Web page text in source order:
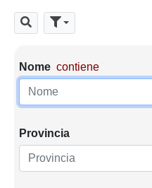
CercaParametri di ricerca
Nome contiene
Provincia
Provincia